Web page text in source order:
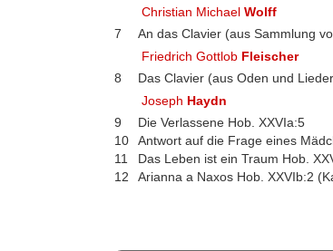
Christian MichaelWolff
7
An das Clavier (aus Sammlung
Friedrich Gottlob Fleischer
8
Das Clavier (aus Oden und
Joseph Haydn
9
Die Verlassene Hob. XXVIa:5
10
Antwort auf die Frage eines
11
Das Leben ist ein Traum Hob.
12
Arianna a Naxos Hob. XXVIb:2